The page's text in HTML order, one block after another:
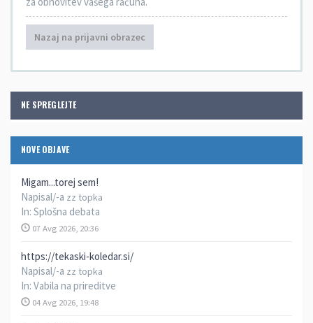
NE SPREGLEJTE
NOVE OBJAVE
Migam...torej sem!
Napisal/-a zz topka
In: Splošna debata
07 Avg 2026, 20:36
https://tekaski-koledar.si/
Napisal/-a zz topka
In: Vabila na prireditve
04 Avg 2026, 19:48
Nazaj na prijavni obrazec